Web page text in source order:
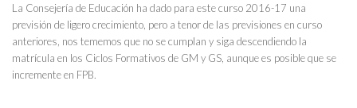
La Consejería de Educación ha dado para este curso 2016-17 una
previsión de ligero crecimiento, pero a tenor de las previsiones en curso
anteriores, nos tememos que no se cumplan y siga descendiendo la
matrícula en los Ciclos Formativos de GM y GS, aunque es posible que se
incremente en FPB.